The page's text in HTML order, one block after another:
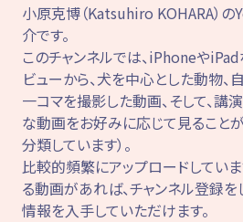
小原克博（Katsuhiro KOHARA）
介です。
このチャンネルでは、iPhoneや
ビューから、犬を中心とした動物
一コマを撮影した動画、そして、講
な動画をお好みに応じて見ること
分類しています）。
比較的頻繁にアップロードしてい
る動画があれば、チャンネル登録を
情報を入手していただけます。